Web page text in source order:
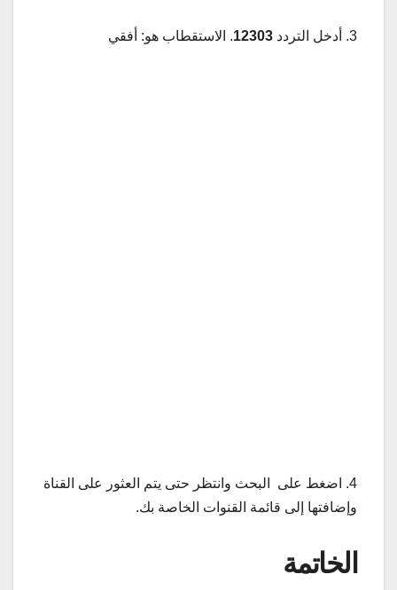
3. أدخل التردد 12303. الاستقطاب هو: أفقي
4. اضغط على البحث وانتظر حتى يتم العثور على القناة
وإضافتها إلى قائمة القنوات الخاصة بك.
الخاتمة